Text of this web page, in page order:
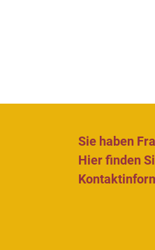
Sie haben
Hier finden